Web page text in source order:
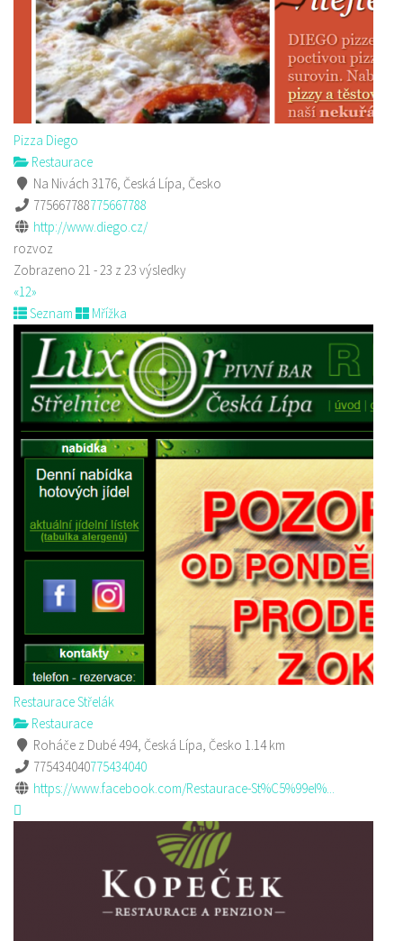
Pizza Diego
Restaurace
Na Nivách 3176, Česká Lípa, Česko
775667788775667788
http://www.diego.cz/
rozvoz
Zobrazeno 21 - 23 z 23 výsledky
«12»
Seznam
Mřížka
Restaurace Střelák
Restaurace
Roháče z Dubé 494, Česká Lípa, Česko 1.14 km
775434040775434040
https://www.facebook.com/Restaurace-St%C5%99el%...